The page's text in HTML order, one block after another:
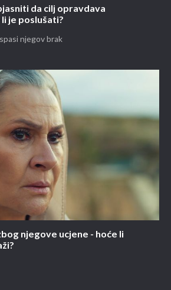
da cilj opravdava
je poslušati?
njegov brak
njegove ucjene - hoće li